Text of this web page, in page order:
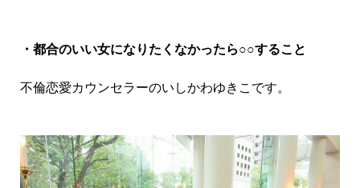
・都合のいい女になりたくなかったら○○すること
不倫恋愛カウンセラーのいしかわゆきこです。